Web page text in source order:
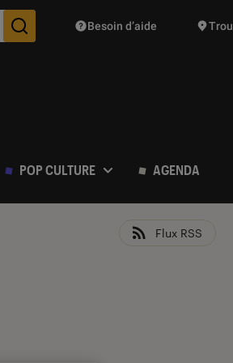
Des suggestions de produits vont
Besoin d’aide
POP CULTURE AGENDA
Flux RSS